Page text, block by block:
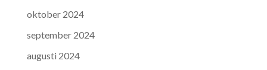
oktober 2024
september 2024
augusti 2024